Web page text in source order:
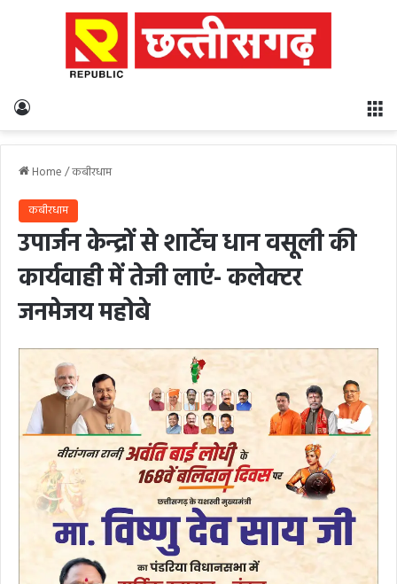
Home/कबीरधाम
कबीरधाम
उपार्जन केन्द्रों से शार्टेच धान वसूली की
कार्यवाही में तेजी लाएं- कलेक्टर
जनमेजय महोबे